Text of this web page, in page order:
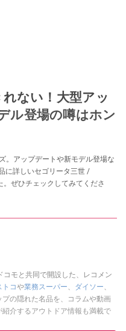
れない！大型アッ
ル登場の噂はホン
。アップデートや新モデル登場な
に詳しいセゴリータ三世 /
ぜひチェックしてみてくださ
モと共同で開設した、レコメン
トコや業務スーパー、 ダイソー、
プの隠れた名品を、コラムや動画
介するアウトドア情報も満載で